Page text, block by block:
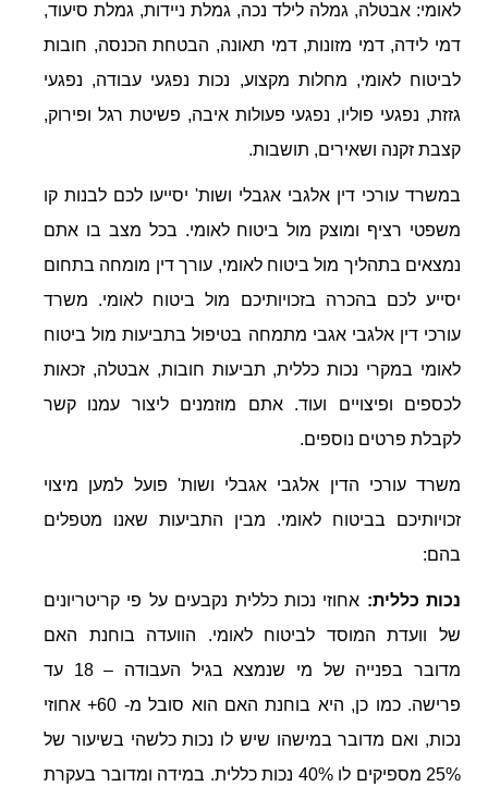
לאומי: אבטלה, גמלה לילד נכה, גמלת ניידות, גמלת סיעוד,
דמי לידה, דמי מזונות, דמי תאונה, הבטחת הכנסה, חובות
לביטוח לאומי, מחלות מקצוע, נכות נפגעי עבודה, נפגעי
גזזת, נפגעי פוליו, נפגעי פעולות איבה, פשיטת רגל ופירוק,
קצבת זקנה ושאירים, תושבות.
במשרד עורכי דין אלגבי אגבלי ושות' יסייעו לכם לבנות קו
משפטי רציף ומוצק מול ביטוח לאומי. בכל מצב בו אתם
נמצאים בתהליך מול ביטוח לאומי, עורך דין מומחה בתחום
יסייע לכם בהכרה בזכויותיכם מול ביטוח לאומי. משרד
עורכי דין אלגבי אגבי מתמחה בטיפול בתביעות מול ביטוח
לאומי במקרי נכות כללית, תביעות חובות, אבטלה, זכאות
לכספים ופיצויים ועוד. אתם מוזמנים ליצור עמנו קשר
לקבלת פרטים נוספים.
משרד עורכי הדין אלגבי אגבלי ושות' פועל למען מיצוי
זכויותיכם בביטוח לאומי. מבין התביעות שאנו מטפלים
בהם:
נכות כללית: אחוזי נכות כללית נקבעים על פי קריטריונים
של וועדת המוסד לביטוח לאומי. הוועדה בוחנת האם
מדובר בפנייה של מי שנמצא בגיל העבודה – 18 עד
פרישה. כמו כן, היא בוחנת האם הוא סובל מ- 60+ אחוזי
נכות, ואם מדובר במישהו שיש לו נכות כלשהי בשיעור של
25% מספיקים לו 40% נכות כללית. במידה ומדובר בעקרת